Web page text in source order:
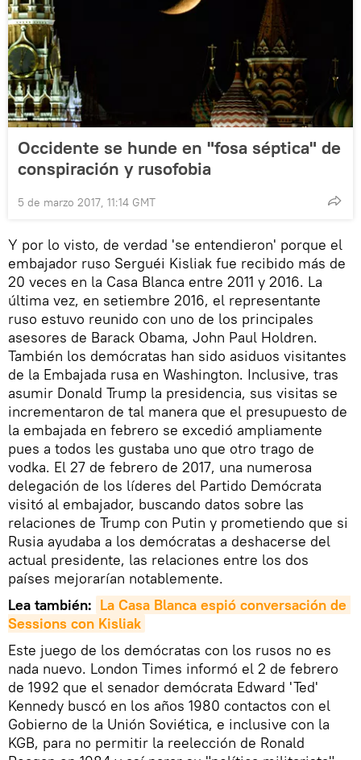
Occidente se hunde en "fosa séptica" de
conspiración y rusofobia
5 de marzo 2017, 11:14 GMT
Y por lo visto, de verdad 'se entendieron' porque el
embajador ruso Serguéi Kisliak fue recibido más de
20 veces en la Casa Blanca entre 2011 y 2016. La
última vez, en setiembre 2016, el representante
ruso estuvo reunido con uno de los principales
asesores de Barack Obama, John Paul Holdren.
También los demócratas han sido asiduos visitantes
de la Embajada rusa en Washington. Inclusive, tras
asumir Donald Trump la presidencia, sus visitas se
incrementaron de tal manera que el presupuesto de
la embajada en febrero se excedió ampliamente
pues a todos les gustaba uno que otro trago de
vodka. El 27 de febrero de 2017, una numerosa
delegación de los líderes del Partido Demócrata
visitó al embajador, buscando datos sobre las
relaciones de Trump con Putin y prometiendo que si
Rusia ayudaba a los demócratas a deshacerse del
actual presidente, las relaciones entre los dos
países mejorarían notablemente.
Lea también: La Casa Blanca espió conversación de
Sessions con Kisliak
Este juego de los demócratas con los rusos no es
nada nuevo. London Times informó el 2 de febrero
de 1992 que el senador demócrata Edward 'Ted'
Kennedy buscó en los años 1980 contactos con el
Gobierno de la Unión Soviética, e inclusive con la
KGB, para no permitir la reelección de Ronald